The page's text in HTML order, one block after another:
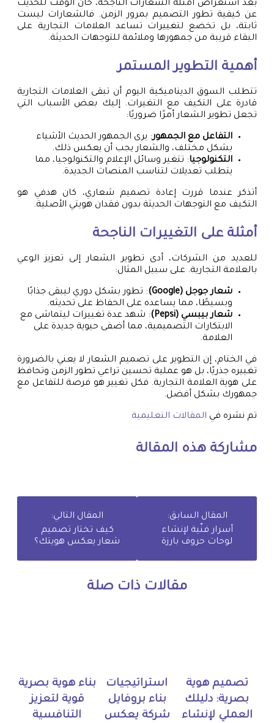
بعد استعراض أمثلة الشعارات الناجحة، حان الوقت للحديث
عن كيفية تطور التصميم بمرور الزمن. فالشعارات ليست
ثابتة، بل تخضع لتغييرات تساعد العلامات التجارية على
البقاء قريبة من جمهورها وملائمة للتوجهات الحديثة.
أهمية التطوير المستمر
تتطلب السوق الديناميكية اليوم أن تبقى العلامات التجارية
قادرة على التكيف مع التغيرات. إليك بعض الأسباب التي
تجعل تطوير الشعار أمرًا ضروريًا:
التفاعل مع الجمهور: يرى الجمهور الحديث الأشياء
بشكل مختلف، والشعار يجب أن يعكس ذلك.
التكنولوجيا: تتغير وسائل الإعلام والتكنولوجيا، مما
يتطلب تعديلات لتناسب المنصات الجديدة.
أتذكر عندما قررت إعادة تصميم شعاري، كان هدفي هو
التكيف مع التوجهات الحديثة بدون فقدان هويتي الأصلية.
أمثلة على التغييرات الناجحة
للعديد من الشركات، أدى تطوير الشعار إلى تعزيز الوعي
بالعلامة التجارية. على سبيل المثال:
شعار جوجل (Google)
: تطور بشكل دوري ليبقى جذابًا
وبسيطًا، مما يساعده على الحفاظ على تحديثه.
شعار بيبسي (Pepsi)
: شهد عدة تغييرات ليتماشى مع
الابتكارات التصميمية، مما أضفى حيوية جديدة على
العلامة.
في الختام، إن التطوير على تصميم الشعار لا يعني بالضرورة
تغييره جذريًا، بل هو عملية تحسين تراعي تطور الزمن وتحافظ
على هوية العلامة التجارية. فكل تغيير هو فرصة للتفاعل مع
جمهورك بشكل أفضل.
تم نشره في المقالات التعليمية
مشاركة هذه المقالة
المقال السابق:
أسرار فنّية لإنشاء
لوحات حروف بارزة
المقال التالي:
كيف تختار تصميم
شعار يعكس هويتك؟
مقالات ذات صلة
تصميم هوية
بصرية: دليلك
العملي لإنشاء
استراتيجيات
بناء بروفايل
شركة يعكس
بناء هوية بصرية
قوية لتعزيز
التنافسية